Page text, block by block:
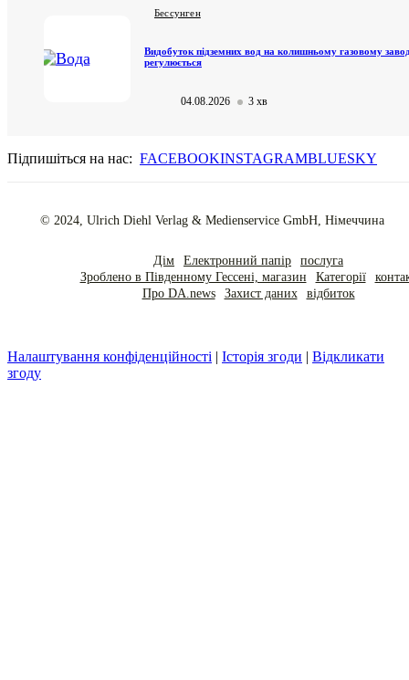
Бессунген
Видобуток підземних вод на колишньому газовому
регулюється
04.08.2026 3 хв
Підпишіться на нас: FACEBOOKINSTAGRAMBLUESKY
© 2024, Ulrich Diehl Verlag & Medienservice GmbH, Німеччина
Дім Електронний папір
послуга
Зроблено в Південному Гессені, магазин
Категорії
Про DA.news
Захист даних відбиток
Налаштування конфіденційності | Історія згоди | Відкликати
згоду